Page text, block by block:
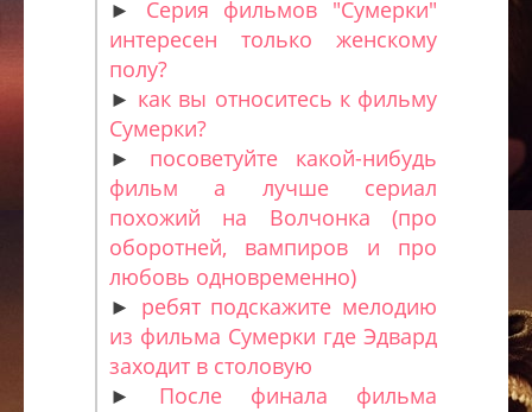
► Серия фильмов "Сумерки"
интересен только женскому
полу?
► как вы относитесь к фильму
Сумерки?
► посоветуйте какой-нибудь
фильм а лучше сериал
похожий на Волчонка (про
оборотней, вампиров и про
любовь одновременно)
► ребят подскажите мелодию
из фильма Сумерки где Эдвард
заходит в столовую
► После финала фильма